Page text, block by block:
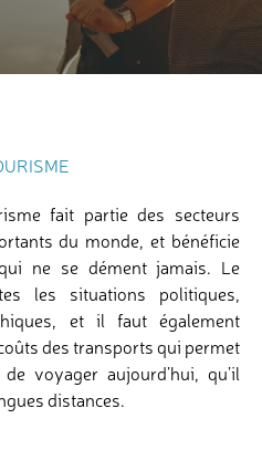
fait partie des secteurs
du monde, et bénéficie
ne se dément jamais. Le
les situations politiques,
et il faut également
des transports qui permet
voyager aujourd’hui, qu’il
distances.